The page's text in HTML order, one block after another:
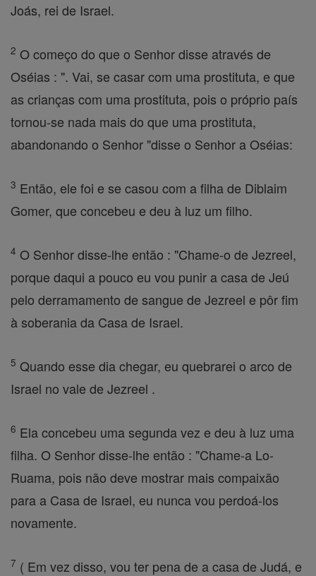
Joás, rei de Israel.
2 O começo do que o Senhor disse através de
Oséias : ". Vai, se casar com uma prostituta, e que
as crianças com uma prostituta, pois o próprio país
tornou-se nada mais do que uma prostituta,
abandonando o Senhor "disse o Senhor a Oséias:
3 Então, ele foi e se casou com a filha de Diblaim
Gomer, que concebeu e deu à luz um filho.
4 O Senhor disse-lhe então : "Chame-o de Jezreel,
porque daqui a pouco eu vou punir a casa de Jeú
pelo derramamento de sangue de Jezreel e pôr fim
à soberania da Casa de Israel.
5 Quando esse dia chegar, eu quebrarei o arco de
Israel no vale de Jezreel .
6 Ela concebeu uma segunda vez e deu à luz uma
filha. O Senhor disse-lhe então : "Chame-a Lo-
Ruama, pois não deve mostrar mais compaixão
para a Casa de Israel, eu nunca vou perdoá-los
novamente.
7 ( Em vez disso, vou ter pena de a casa de Judá, e